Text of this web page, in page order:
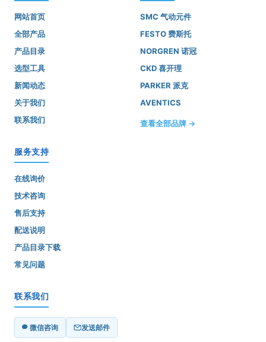
网站首页
全部产品
产品目录
选型工具
新闻动态
关于我们
联系我们
SMC 气动元件
FESTO 费斯托
NORGREN 诺冠
CKD 喜开理
PARKER 派克
AVENTICS
查看全部品牌 →
服务支持
在线询价
技术咨询
售后支持
配送说明
产品目录下载
常见问题
联系我们
微信咨询 发送邮件